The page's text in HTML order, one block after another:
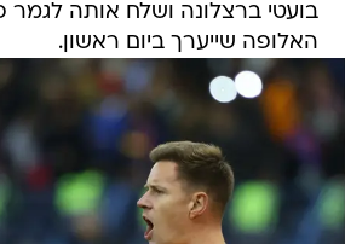
בועטי ברצלונה ושלח אותה לגמר
האלופה שייערך ביום ראשון.